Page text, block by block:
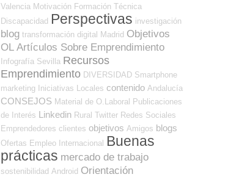
Valencia Motivación Formación Técnica
Discapacidad Perspectivas investigación
blog transformación digital Madrid Objetivos
OL Artículos Sobre Emprendimiento
Infografía Sevilla Recursos
Emprendimiento DIVERSIDAD Smartphone
marketing
Iniciativas Locales contenido Andalucía
CONSEJOS Material de O.Laboral
Publicaciones
de Interés Linkedin Rural Twitter Redes Sociales
Emprendedores clientes objetivos Amigos blogs
Ofertas Empleo Internacional
Buenas
prácticas mercado de trabajo
sostenibilidad Android Orientación